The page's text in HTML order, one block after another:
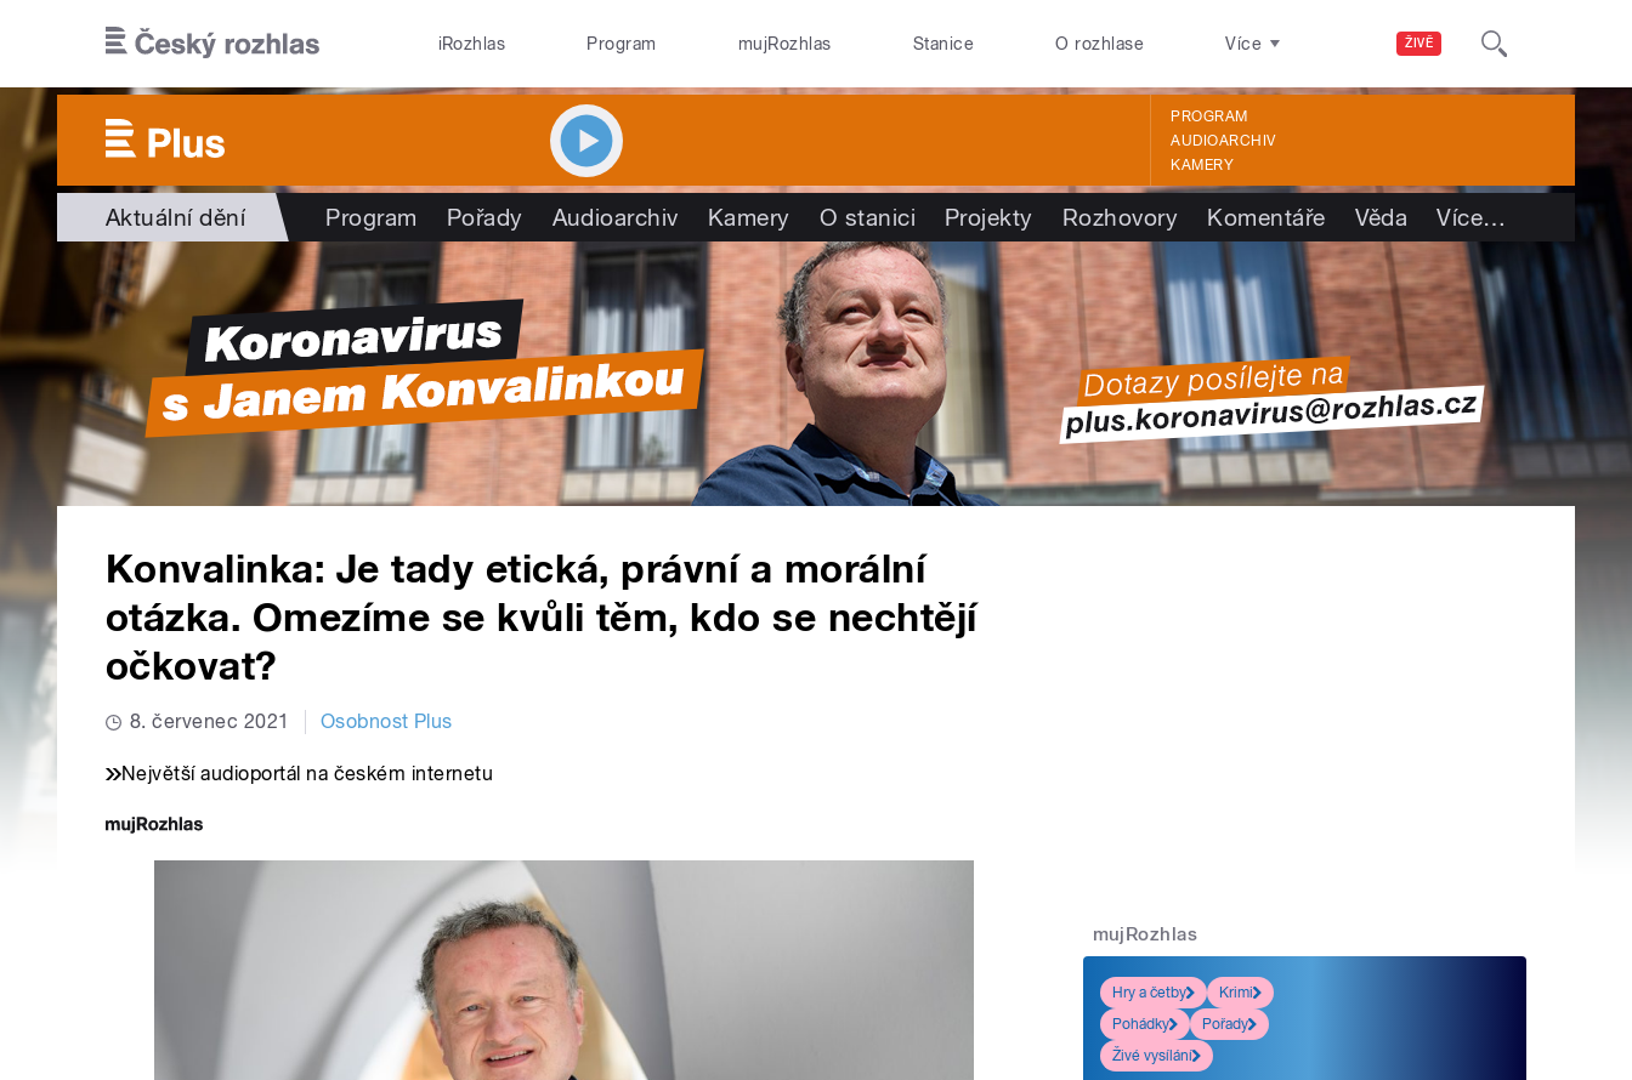
ŽIVĚ
iRozhlas Program mujRozhlas Stanice O rozhlase Více
PROGRAM
AUDIOARCHIV
KAMERY
Aktuální dění Program Pořady Audioarchiv Kamery O stanici Projekty Rozhovory Komentáře Věda Více…
Konvalinka: Je tady etická, právní a morální
otázka. Omezíme se kvůli těm, kdo se nechtějí
očkovat?
8. červenec 2021 Osobnost Plus
Největší audioportál na českém internetu
mujRozhlas
Hry a četby
Krimi
Pohádky
Pořady
Živé vysílání